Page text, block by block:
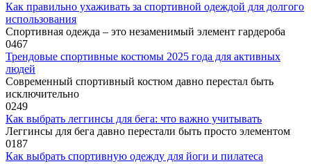
Как правильно ухаживать за спортивной одеждой для долгого
использования
Спортивная одежда – это незаменимый элемент гардероба
0467
Трендовые спортивные костюмы 2025 года для активных
людей
Современный спортивный костюм давно перестал быть
исключительно
0249
Как выбрать леггинсы для бега: что важно учитывать
Леггинсы для бега давно перестали быть просто элементом
0187
Как выбрать спортивную одежду для йоги и пилатеса